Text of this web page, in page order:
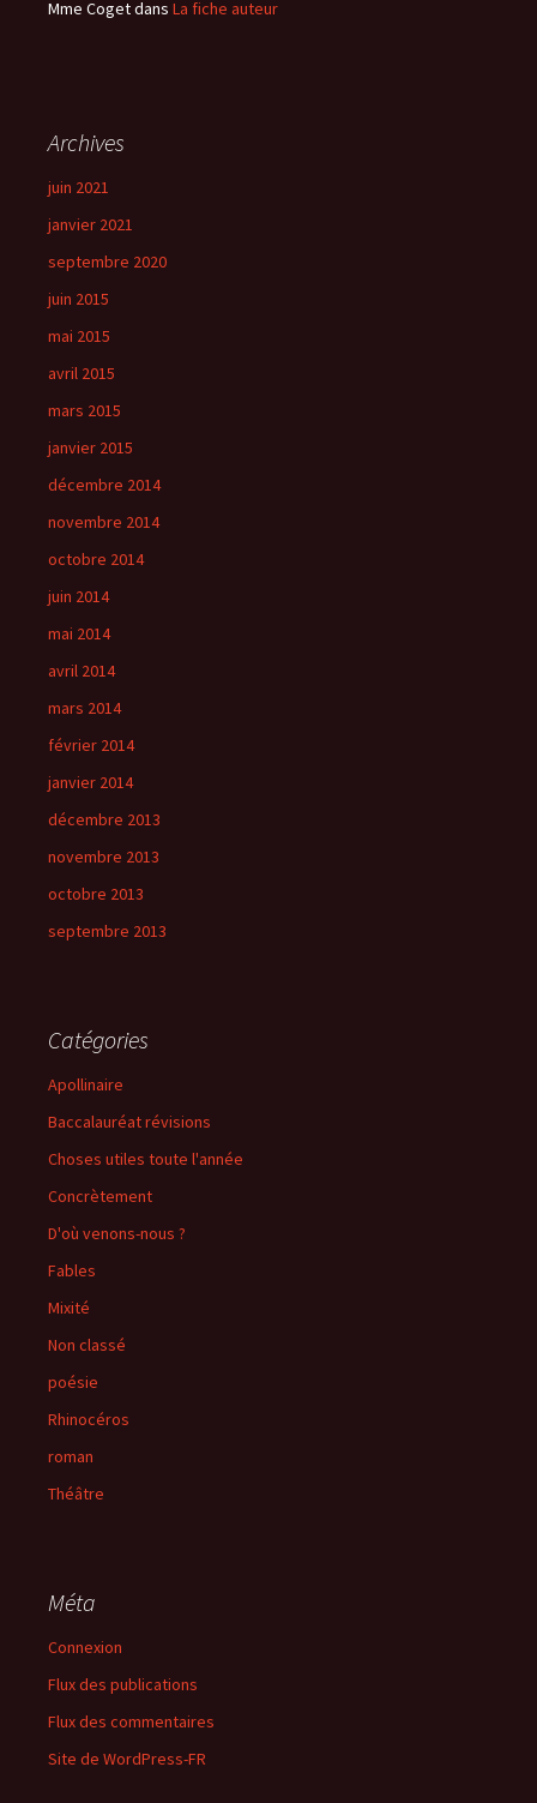
Mme Cogetdans La fiche auteur
Archives
juin 2021
janvier 2021
septembre 2020
juin 2015
mai 2015
avril 2015
mars 2015
janvier 2015
décembre 2014
novembre 2014
octobre 2014
juin 2014
mai 2014
avril 2014
mars 2014
février 2014
janvier 2014
décembre 2013
novembre 2013
octobre 2013
septembre 2013
Catégories
Apollinaire
Baccalauréat révisions
Choses utiles toute l'année
Concrètement
D'où venons-nous ?
Fables
Mixité
Non classé
poésie
Rhinocéros
roman
Théâtre
Méta
Connexion
Flux des publications
Flux des commentaires
Site de WordPress-FR